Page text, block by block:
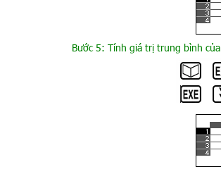
Bước 5: Tính giá trị trung bình của